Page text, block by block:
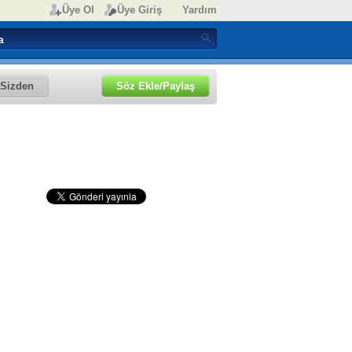
Üye Ol Üye Giriş Yardım
Sizden Söz Ekle/Paylaş